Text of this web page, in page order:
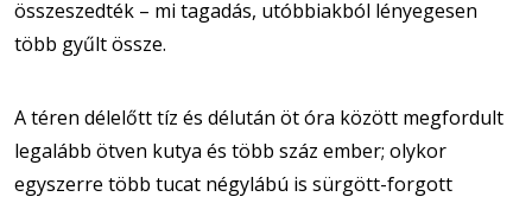
összeszedték – mi tagadás, utóbbiakból lényegesen
több gyűlt össze.
A téren délelőtt tíz és délután öt óra között megfordult
legalább ötven kutya és több száz ember; olykor
egyszerre több tucat négylábú is sürgött-forgott